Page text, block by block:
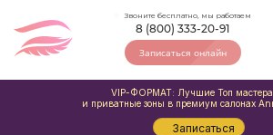
Звоните бесплатно, мы работаем
8 (800) 333-20-91
Записаться онлайн
VIP-ФОРМАТ: Лучшие Топ мастера
и приватные зоны в премиум салонах
Записаться